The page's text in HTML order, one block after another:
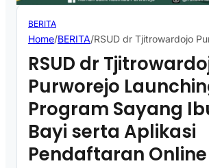
BERITA
Home/BERITA/RSUD dr Tjitrowardojo
RSUD dr
Purworejo
Program Sayang
Bayi serta Aplikasi
Pendaftaran Online